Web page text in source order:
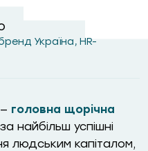
Україна, HR-
головна щорічна
за найбільш успішні
людським капіталом,